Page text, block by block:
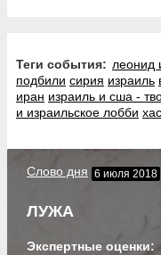
Теги события: леонид
подбили сирия израиль
иран израиль и сша -
и израильское лобби
Слово дня 6 июля 2018
ЛУЖА
Экспертные оценки: